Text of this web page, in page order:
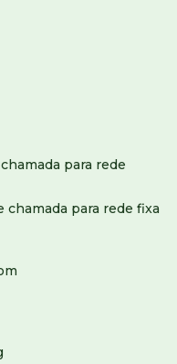
para rede
chamada para rede fixa